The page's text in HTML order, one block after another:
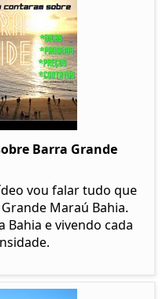
Barra Grande
vou falar tudo que
Maraú Bahia.
Bahia e vivendo cada